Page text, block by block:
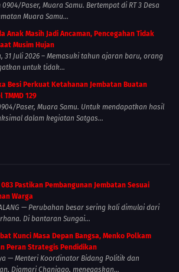
Paser, Muara Samu. Bertempat di RT 3 Desa
Muara Samu...
Anak Masih Jadi Ancaman, Pencegahan Tidak
Musim Hujan
31 Juli 2026 – Memasuki tahun ajaran baru, orang
untuk tidak...
Besi Perkuat Ketahanan Jembatan Buatan
TMMD 129
Paser, Muara Samu. Untuk mendapatkan hasil
dalam kegiatan Satgas...
Pastikan Pembangunan Jembatan Sesuai
Warga
— Perubahan besar sering kali dimulai dari
Di bantaran Sungai...
Kunci Masa Depan Bangsa, Menko Polkam
Peran Strategis Pendidikan
— Menteri Koordinator Bidang Politik dan
Djamari Chaniago, menegaskan...